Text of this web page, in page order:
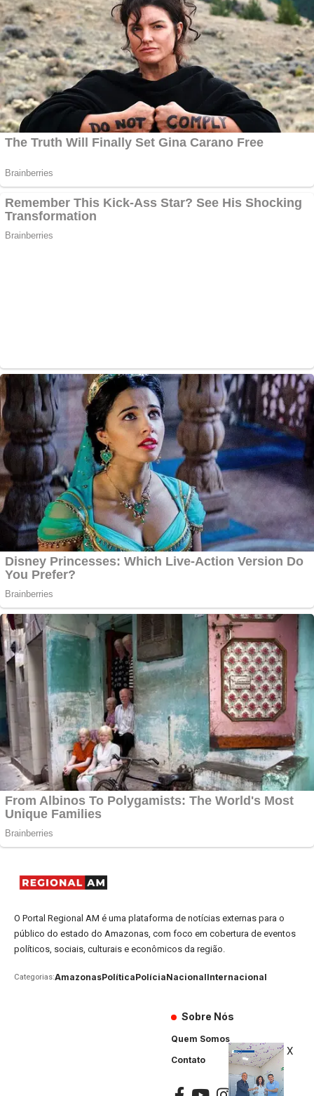
O Portal Regional AM é uma plataforma de notícias externas para o
público do estado do Amazonas, com foco em cobertura de eventos
políticos, sociais, culturais e econômicos da região.
Categorias:AmazonasPolíticaPolíciaNacionalInternacional
Sobre Nós
Quem Somos
Contato
X